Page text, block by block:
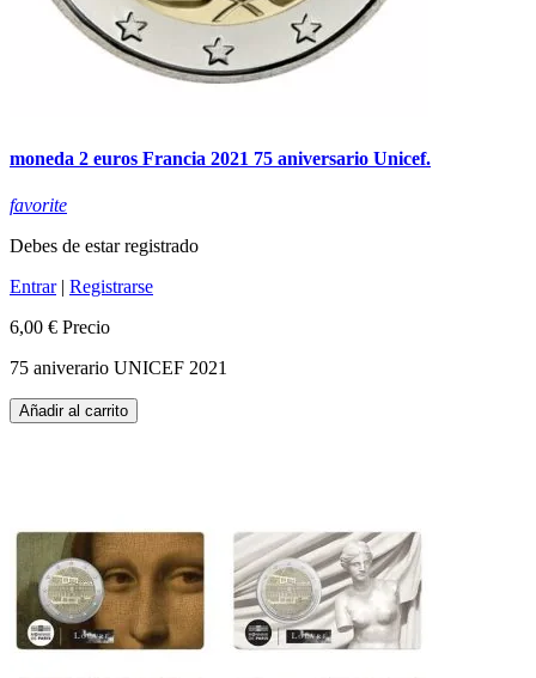
moneda 2 euros Francia 2021 75 aniversario Unicef.
favorite
Debes de estar registrado
Entrar| Registrarse
6,00 € Precio
75 aniverario UNICEF 2021
Añadir al carrito